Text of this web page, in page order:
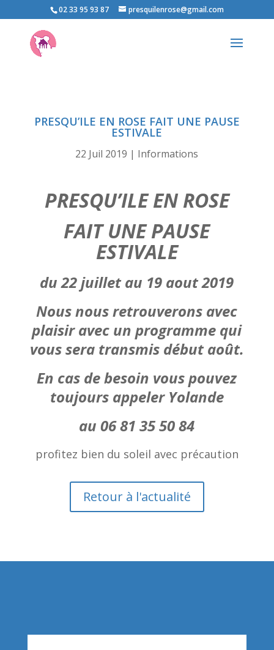
02 33 95 93 87 presquilenrose@gmail.com
PRESQU’ILE EN ROSE FAIT UNE PAUSE
ESTIVALE
22 Juil 2019 | Informations
PRESQU’ILE EN ROSE
FAIT UNE PAUSE
ESTIVALE
du 22 juillet au 19 aout 2019
Nous nous retrouverons avec
plaisir avec un programme qui
vous sera transmis début août.
En cas de besoin vous pouvez
toujours appeler Yolande
au 06 81 35 50 84
profitez bien du soleil avec précaution
Retour à l'actualité